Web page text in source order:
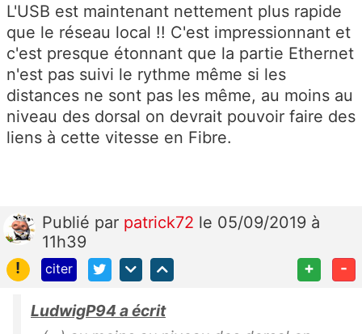
L'USB est maintenant nettement plus rapide
que le réseau local !! C'est impressionnant et
c'est presque étonnant que la partie Ethernet
n'est pas suivi le rythme même si les
distances ne sont pas les même, au moins au
niveau des dorsal on devrait pouvoir faire des
liens à cette vitesse en Fibre.
Publié par patrick72 le 05/09/2019 à
11h39
!
citer + -
LudwigP94 a écrit